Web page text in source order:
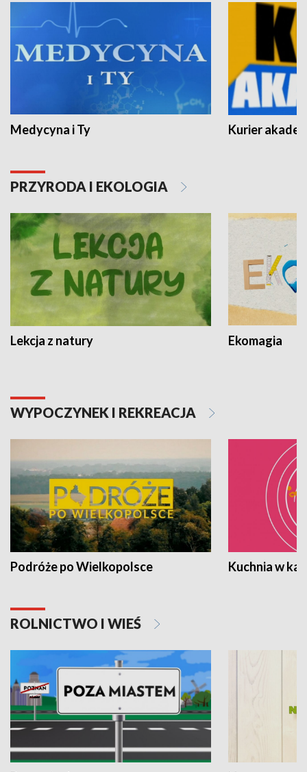
Medycyna i Ty Kurier
PRZYRODA I EKOLOGIA
Lekcja z natury Ekomagia
WYPOCZYNEK I REKREACJA
Podróże po Wielkopolsce Kuchnia w
ROLNICTWO I WIEŚ